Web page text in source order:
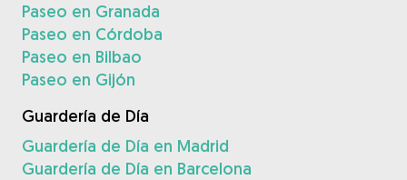
Paseo en Granada
Paseo en Córdoba
Paseo en Bilbao
Paseo en Gijón
Guardería de Día
Guardería de Día en Madrid
Guardería de Día en Barcelona